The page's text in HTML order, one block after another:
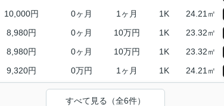
10,000円 0ヶ月 1ヶ月 1K 24.21㎡
8,980円 0ヶ月 10万円 1K 23.32㎡
8,980円 0ヶ月 10万円 1K 23.32㎡
9,320円 0万円 1ヶ月 1K 24.21㎡
すべて見る（全6件）